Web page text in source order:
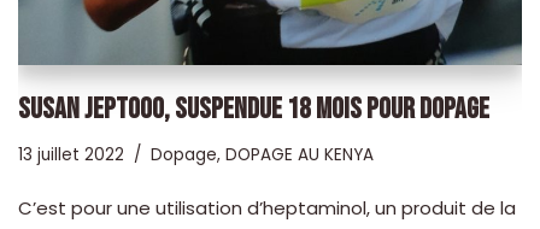
SUSAN JEPTOOO, SUSPENDUE 18 MOIS POUR DOPAGE
13 juillet 2022 Dopage, DOPAGE AU KENYA
C’est pour une utilisation d’heptaminol, un produit de la